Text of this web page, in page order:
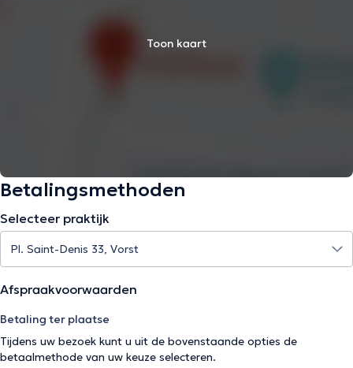
Toon kaart
Betalingsmethoden
Selecteer praktijk
Afspraakvoorwaarden
Betaling ter plaatse
Tijdens uw bezoek kunt u uit de bovenstaande opties de
betaalmethode van uw keuze selecteren.